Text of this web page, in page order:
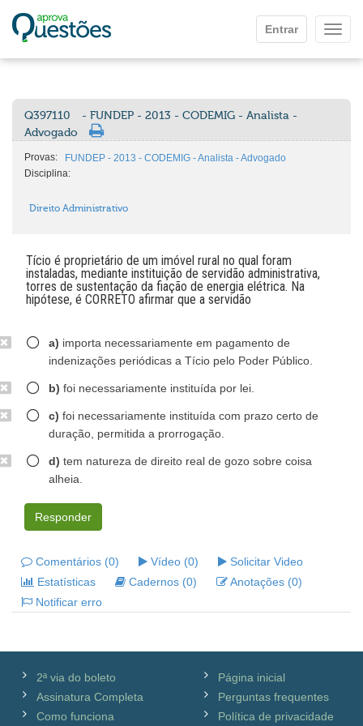
Entrar
Q397110
- FUNDEP - 2013 - CODEMIG - Analista -
Advogado
Provas:
FUNDEP - 2013 - CODEMIG - Analista - Advogado
Disciplina:
Direito Administrativo
Tício é proprietário de um imóvel rural no qual foram
instaladas, mediante instituição de servidão administrativa,
torres de sustentação da fiação de energia elétrica. Na
hipótese, é CORRETO afirmar que a servidão
a) importa necessariamente em pagamento de
indenizações periódicas a Tício pelo Poder Público.
b) foi necessariamente instituída por lei.
c) foi necessariamente instituída com prazo certo de
duração, permitida a prorrogação.
d) tem natureza de direito real de gozo sobre coisa
alheia.
Responder
Comentários (0) Vídeo (0)
Solicitar Video
Estatísticas
Cadernos (0)
Anotações (0)
Notificar erro
2ª via do boleto
Assinatura Completa
Como funciona
Página inicial
Perguntas frequentes
Política de privacidade